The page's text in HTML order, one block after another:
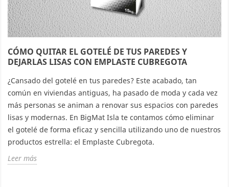
CÓMO QUITAR EL GOTELÉ DE TUS PAREDES Y
DEJARLAS LISAS CON EMPLASTE CUBREGOTA
¿Cansado del gotelé en tus paredes? Este acabado, tan
común en viviendas antiguas, ha pasado de moda y cada vez
más personas se animan a renovar sus espacios con paredes
lisas y modernas. En BigMat Isla te contamos cómo eliminar
el gotelé de forma eficaz y sencilla utilizando uno de nuestros
productos estrella: el Emplaste Cubregota.
Leer más